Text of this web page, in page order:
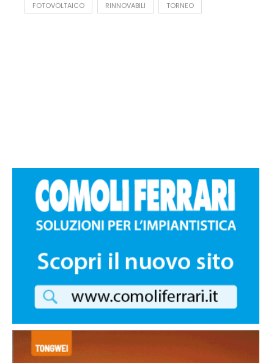
FOTOVOLTAICO RINNOVABILI TORNEO